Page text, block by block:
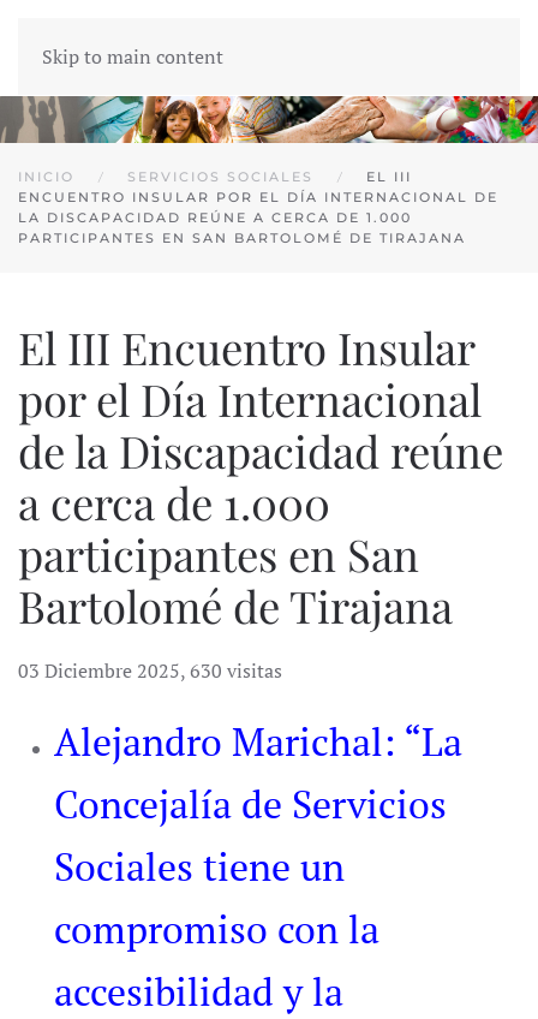
Skip to main content
INICIO SERVICIOS SOCIALES
EL III
ENCUENTRO INSULAR POR EL DÍA INTERNACIONAL DE
LA DISCAPACIDAD REÚNE A CERCA DE 1.000
PARTICIPANTES EN SAN BARTOLOMÉ DE TIRAJANA
El III Encuentro Insular
por el Día Internacional
de la Discapacidad reúne
a cerca de 1.000
participantes en San
Bartolomé de Tirajana
03 Diciembre 2025,630 visitas
Alejandro Marichal: “La
Concejalía de Servicios
Sociales tiene un
compromiso con la
accesibilidad y la